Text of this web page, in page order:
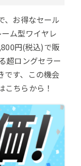
、お得なセール
ム型ワイヤレ
円(税込)で販
超ロングセラー
です、この機会
こちらから！